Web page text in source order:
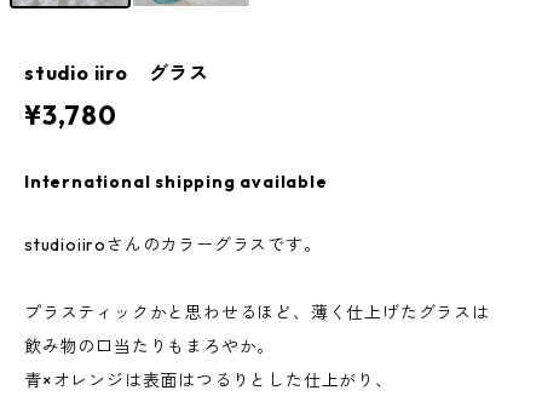
studio iiro グラス
¥3,780
International shipping available
studioiiroさんのカラーグラスです。
プラスティックかと思わせるほど、薄く仕上げたグラスは
飲み物の口当たりもまろやか。
青×オレンジは表面はつるりとした仕上がり、